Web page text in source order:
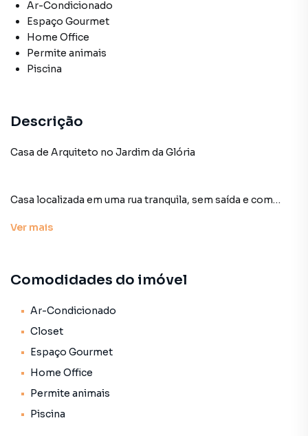
Ar-Condicionado
Espaço Gourmet
Home Office
Permite animais
Piscina
Descrição
Casa de Arquiteto no Jardim da Glória
Casa localizada em uma rua tranquila, sem saída e com
Mariana, um dos bairros mais tradicionais e valorizados de
pavimentos cuidadosamente planejados.
Características do Imóvel:
Sala/deck com piscina e churrasqueira.
Mezzanino com sala de tv e biblioteca.
Duas Suítes
A casa tem um total de 5 banheiros e um lavabo.
Ver mais
Comodidades do imóvel
Ar-Condicionado
Closet
Espaço Gourmet
Home Office
Permite animais
Piscina